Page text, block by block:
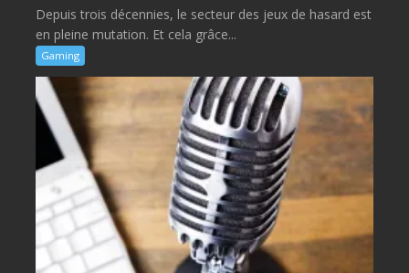
Depuis trois décennies, le secteur des jeux de hasard est
en pleine mutation. Et cela grâce...
Gaming